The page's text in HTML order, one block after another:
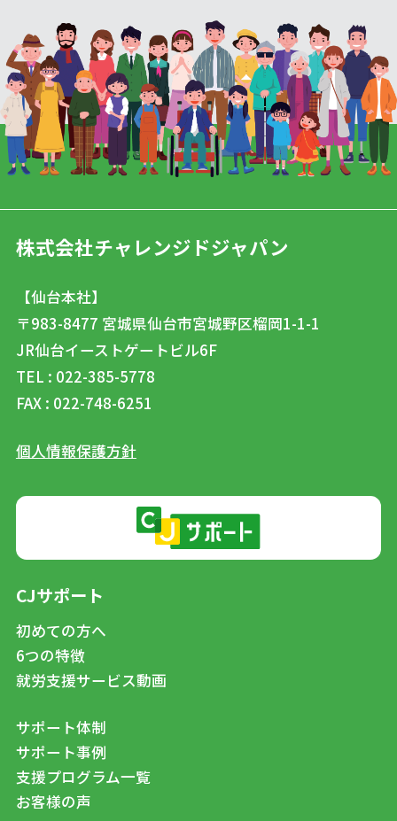
株式会社チャレンジドジャパン
【仙台本社】
〒983-8477 宮城県仙台市宮城野区榴岡1-1-1
JR仙台イーストゲートビル6F
TEL : 022-385-5778
FAX : 022-748-6251
個人情報保護方針
CJサポート
初めての方へ
6つの特徴
就労支援サービス動画
サポート体制
サポート事例
支援プログラム一覧
お客様の声